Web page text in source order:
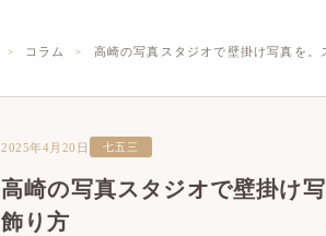
コラム 高崎の写真スタジオで壁掛け写真を
2025年4月20日 七五三
高崎の写真スタジオで壁掛け
飾り方